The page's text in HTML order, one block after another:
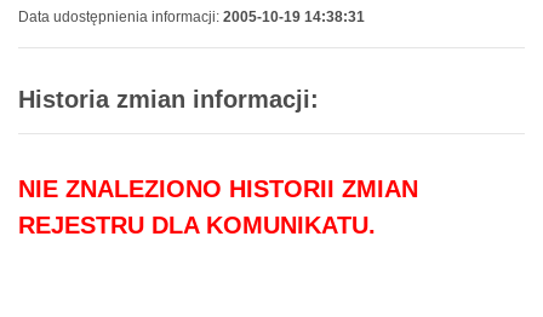
Data udostępnienia informacji: 2005-10-19 14:38:31
Historia zmian informacji:
NIE ZNALEZIONO HISTORII ZMIAN
REJESTRU DLA KOMUNIKATU.